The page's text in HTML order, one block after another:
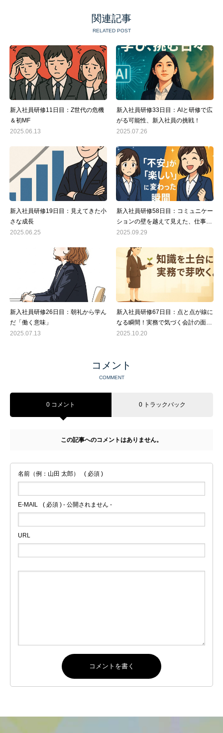
関連記事
RELATED POST
新入社員研修11日目：Z世代の危機
＆初MF
2025.06.13
新入社員研修33日目：AIと研修で広
がる可能性、新入社員の挑戦！
2025.07.26
新入社員研修19日目：見えてきた小
さな成長
2025.06.25
新入社員研修58日目：コミュニケー
ションの壁を越えて見えた、仕事の
楽しさ
2025.09.29
新入社員研修26日目：朝礼から学ん
だ「働く意味」
2025.07.13
新入社員研修67日目：点と点が線に
なる瞬間！実務で気づく会計の面白
さ
2025.10.20
コメント
COMMENT
0 コメント 0 トラックバック
この記事へのコメントはありません。
名前（例：山田 太郎） ( 必須 )
E-MAIL ( 必須 ) - 公開されません -
URL